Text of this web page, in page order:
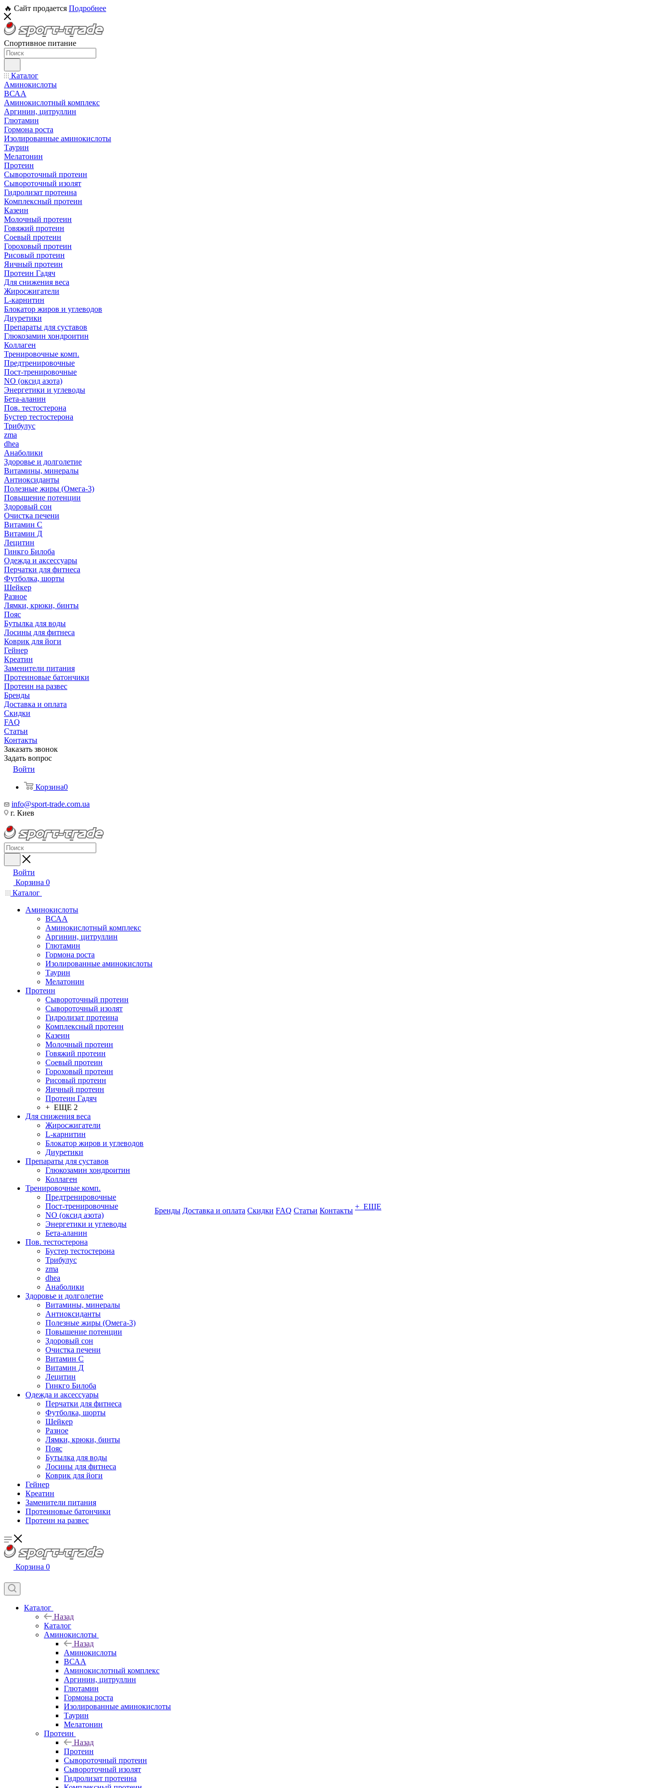
🔥 Сайт продается Подробнее
Спортивное питание
Каталог
Аминокислоты
ВСАА
Аминокислотный комплекс
Аргинин, цитруллин
Глютамин
Гормона роста
Изолированные аминокислоты
Таурин
Мелатонин
Протеин
Сывороточный протеин
Сывороточный изолят
Гидролизат протеина
Комплексный протеин
Казеин
Молочный протеин
Говяжий протеин
Соевый протеин
Гороховый протеин
Рисовый протеин
Яичный протеин
Протеин Гадяч
Для снижения веса
Жиросжигатели
L-карнитин
Блокатор жиров и углеводов
Диуретики
Препараты для суставов
Глюкозамин хондроитин
Коллаген
Тренировочные комп.
Предтренировочные
Пост-тренировочные
NO (оксид азота)
Энергетики и углеводы
Бета-аланин
Пов. тестостерона
Бустер тестостерона
Трибулус
zma
dhea
Анаболики
Здоровье и долголетие
Витамины, минералы
Антиоксиданты
Полезные жиры (Омега-3)
Повышение потенции
Здоровый сон
Очистка печени
Витамин С
Витамин Д
Лецитин
Гинкго Билоба
Одежда и аксессуары
Перчатки для фитнеса
Футболка, шорты
Шейкер
Разное
Лямки, крюки, бинты
Пояс
Бутылка для воды
Лосины для фитнеса
Коврик для йоги
Гейнер
Креатин
Заменители питания
Протеиновые батончики
Протеин на развес
Бренды
Доставка и оплата
Скидки
FAQ
Статьи
Контакты
Заказать звонок
Задать вопрос
Войти
Корзина0
info@sport-trade.com.ua
г. Киев
Войти
Корзина 0
Каталог
Аминокислоты
ВСАА
Аминокислотный комплекс
Аргинин, цитруллин
Глютамин
Гормона роста
Изолированные аминокислоты
Таурин
Мелатонин
Протеин
Сывороточный протеин
Сывороточный изолят
Гидролизат протеина
Комплексный протеин
Казеин
Молочный протеин
Говяжий протеин
Соевый протеин
Гороховый протеин
Рисовый протеин
Яичный протеин
Протеин Гадяч
+ ЕЩЕ 2
Для снижения веса
Жиросжигатели
L-карнитин
Блокатор жиров и углеводов
Диуретики
Препараты для суставов
Глюкозамин хондроитин
Коллаген
Тренировочные комп.
Предтренировочные
Пост-тренировочные
NO (оксид азота)
Энергетики и углеводы
Бета-аланин
Пов. тестостерона
Бустер тестостерона
Трибулус
zma
dhea
Анаболики
Здоровье и долголетие
Витамины, минералы
Антиоксиданты
Полезные жиры (Омега-3)
Повышение потенции
Здоровый сон
Очистка печени
Витамин С
Витамин Д
Лецитин
Гинкго Билоба
Одежда и аксессуары
Перчатки для фитнеса
Футболка, шорты
Шейкер
Разное
Лямки, крюки, бинты
Пояс
Бутылка для воды
Лосины для фитнеса
Коврик для йоги
Гейнер
Креатин
Заменители питания
Протеиновые батончики
Протеин на развес
Бренды Доставка и оплата Скидки FAQ Статьи Контакты + ЕЩЕ
Корзина 0
Каталог
Назад
Каталог
Аминокислоты
Назад
Аминокислоты
ВСАА
Аминокислотный комплекс
Аргинин, цитруллин
Глютамин
Гормона роста
Изолированные аминокислоты
Таурин
Мелатонин
Протеин
Назад
Протеин
Сывороточный протеин
Сывороточный изолят
Гидролизат протеина